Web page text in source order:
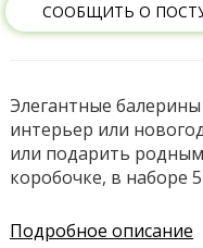
СООБЩИТЬ О
Элегантные балерины
интерьер или
или подарить
коробочке, в наборе
Подробное описание